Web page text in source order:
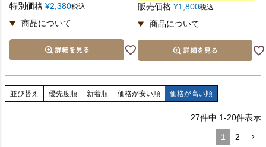
特別価格 ¥2,380税込 販売価格 ¥1,800税込
並び替え 優先度順 新着順 価格が安い順 価格が高い順
27件中 1-20件表示
1 2